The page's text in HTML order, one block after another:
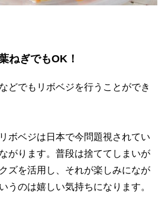
ねぎでもOK！
どでもリボベジを行うことができ
ボベジは日本で今問題視されてい
がります。普段は捨ててしまいが
ズを活用し、それが楽しみになが
うのは嬉しい気持ちになります。